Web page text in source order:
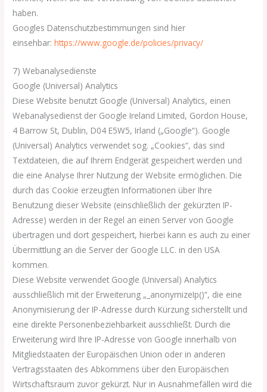
haben.
Googles Datenschutzbestimmungen sind hier
einsehbar:https://www.google.de/policies/privacy/
7) Webanalysedienste
Google (Universal) Analytics
Diese Website benutzt Google (Universal) Analytics, einen
Webanalysedienst der Google Ireland Limited, Gordon House,
4 Barrow St, Dublin, D04 E5W5, Irland („Google“). Google
(Universal) Analytics verwendet sog. „Cookies“, das sind
Textdateien, die auf Ihrem Endgerät gespeichert werden und
die eine Analyse Ihrer Nutzung der Website ermöglichen. Die
durch das Cookie erzeugten Informationen über Ihre
Benutzung dieser Website (einschließlich der gekürzten IP-
Adresse) werden in der Regel an einen Server von Google
übertragen und dort gespeichert, hierbei kann es auch zu einer
Übermittlung an die Server der Google LLC. in den USA
kommen.
Diese Website verwendet Google (Universal) Analytics
ausschließlich mit der Erweiterung „_anonymizeIp()“, die eine
Anonymisierung der IP-Adresse durch Kürzung sicherstellt und
eine direkte Personenbeziehbarkeit ausschließt. Durch die
Erweiterung wird Ihre IP-Adresse von Google innerhalb von
Mitgliedstaaten der Europäischen Union oder in anderen
Vertragsstaaten des Abkommens über den Europäischen
Wirtschaftsraum zuvor gekürzt. Nur in Ausnahmefällen wird die